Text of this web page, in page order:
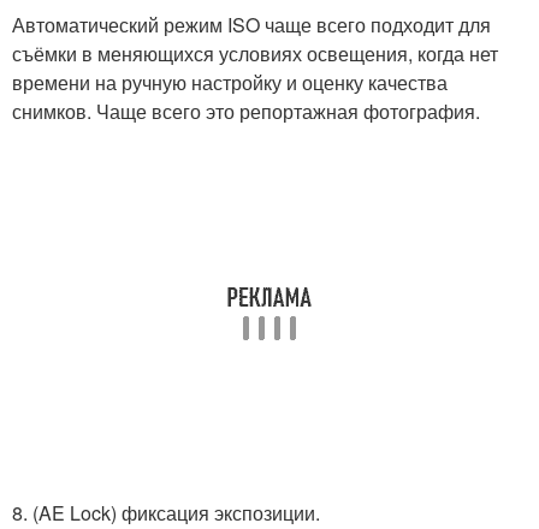
Автоматический режим ISO чаще всего подходит для
съёмки в меняющихся условиях освещения, когда нет
времени на ручную настройку и оценку качества
снимков. Чаще всего это репортажная фотография.
8. (AE Lock) фиксация экспозиции.